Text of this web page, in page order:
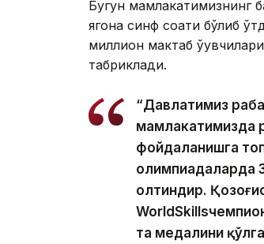
Бугун мамлакатимизнинг
ягона синф соати бўлиб
миллион мактаб
табриклади.
“Давлатимиз
мамлакатимизда
фойдаланишга
олимпиадаларда
олтиндир.
та медалини